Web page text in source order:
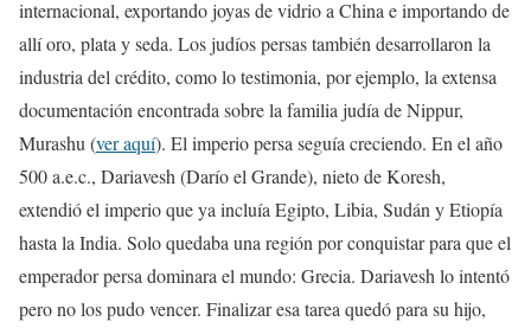
internacional, exportando joyas de vidrio a China e importando de
allí oro, plata y seda. Los judíos persas también desarrollaron la
industria del crédito, como lo testimonia, por ejemplo, la extensa
documentación encontrada sobre la familia judía de Nippur,
Murashu (ver aquí). El imperio persa seguía creciendo. En el año
500 a.e.c., Dariavesh (Darío el Grande), nieto de Koresh,
extendió el imperio que ya incluía Egipto, Libia, Sudán y Etiopía
hasta la India. Solo quedaba una región por conquistar para que el
emperador persa dominara el mundo: Grecia. Dariavesh lo intentó
pero no los pudo vencer. Finalizar esa tarea quedó para su hijo,